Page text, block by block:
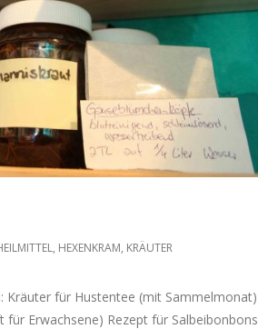
, HEXENKRAM, KRÄUTER
Kräuter für Hustentee (mit Sammelmonat)
Erwachsene) Rezept für Salbeibonbons